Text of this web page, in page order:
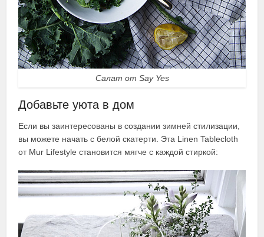
Салат от Say Yes
Добавьте уюта в дом
Если вы заинтересованы в создании зимней стилизации,
вы можете начать с белой скатерти. Эта Linen Tablecloth
от Mur Lifestyle становится мягче с каждой стиркой: